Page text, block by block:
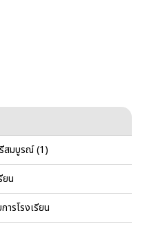
สมบูรณ์ (1)
ยน
ารโรงเรียน